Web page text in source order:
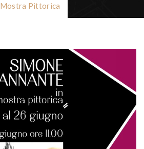
Mostra Pittorica